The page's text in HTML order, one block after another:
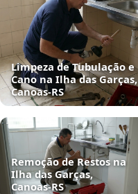
Limpeza de Tubulação e
Cano na Ilha das Garças,
Canoas‑RS
Remoção de Restos na
Ilha das Garças,
Canoas‑RS